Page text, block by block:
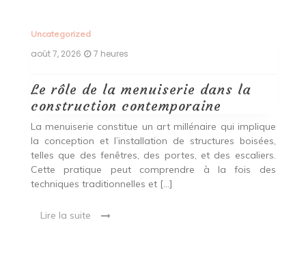
des
Uncategorized
août 6, 2026 1 jour
Quels choix de matériaux,
d’agencements et de techniques
privilégier pour réussir une
rénovation esthétique, durable et
personnalisée
Rénovation de maison : l’alliance entre confort,
esthétique et performance énergétique Rénover une
essentiel de distinguer ce qui peut être conservé, ce